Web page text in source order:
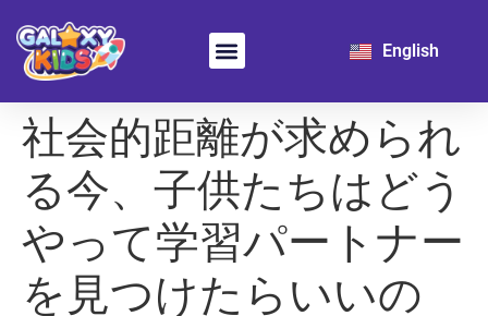
English
한국어
社会的距離が求められ
る今、子供たちはどう
やって学習パートナー
を見つけたらいいの